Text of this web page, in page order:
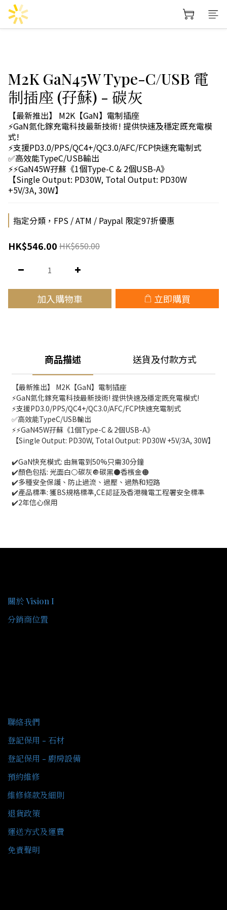
M2K GaN45W Type-C/USB 電
制插座 (孖蘇) - 碳灰
【最新推出】 M2K【GaN】電制插座
⚡GaN氮化鎵充電科技最新技術! 提供快速及穩定既充電模
式!
⚡支援PD3.0/PPS/QC4+/QC3.0/AFC/FCP快速充電制式
✅高效能TypeC/USB輸出
⚡⚡GaN45W孖蘇《1個Type-C & 2個USB-A》
【Single Output: PD30W, Total Output: PD30W
+5V/3A, 30W】
指定分類，FPS / ATM / Paypal 限定97折優惠
HK$546.00 HK$650.00
加入購物車 立即購買
商品描述 送貨及付款方式
【最新推出】 M2K【GaN】電制插座
⚡GaN氮化鎵充電科技最新技術! 提供快速及穩定既充電模式!
⚡支援PD3.0/PPS/QC4+/QC3.0/AFC/FCP快速充電制式
✅高效能TypeC/USB輸出
⚡⚡GaN45W孖蘇《1個Type-C & 2個USB-A》
【Single Output: PD30W, Total Output: PD30W +5V/3A, 30W】
✔️GaN快充模式: 由無電到50%只需30分鐘
✔️顏色包括: 光面白⚪碳灰🔘碳黑⚫香檳金🟠
✔️多種安全保護、防止過流、過壓、過熱和短路
✔️產品標準: 獲BS規格標準,CE認証及香港機電工程署安全標準
✔️2年信心保用
關於 Vision I
分銷商位置
聯絡我們
登記保用 - 石材
登記保用 - 廚房設備
預約維修
維修條款及細則
退貨政策
運送方式及運費
免責聲明